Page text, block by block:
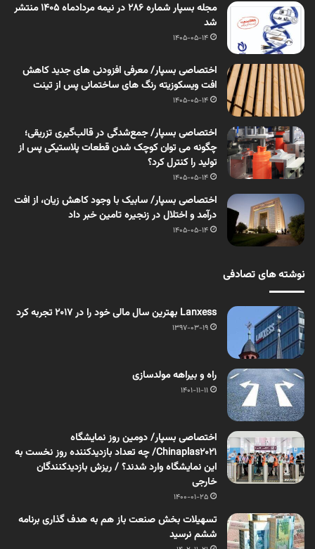
مجله بسپار شماره 286 در نیمه مردادماه 1405 منتشر
شد
1405-05-14
اختصاصی بسپار/ معرفی افزودنی های جدید کاهش
افت ویسکوزیته رنگ های ساختمانی پس از تینت
1405-05-14
اختصاصی بسپار/ جمع‌شدگی در قالب‌گیری تزریقی؛
چگونه می توان کوچک شدن قطعات پلاستیکی پس از
تولید را کنترل کرد؟
1405-05-14
اختصاصی بسپار/ سابیک با وجود کاهش زیان، از افت
درآمد و اختلال در زنجیره تامین خبر داد
1405-05-14
نوشته های تصادفی
Lanxess بهترین سال مالی خود را در 2017 تجربه کرد
1397-03-19
راه و بیراهه مولدسازی
1401-11-11
اختصاصی بسپار/ دومین روز نمایشگاه
Chinaplas2021/ چه تعداد بازدیدکننده روز نخست به
این نمایشگاه وارد شدند؟ / ریزش بازدیدکنندگان
خارجی
1400-01-25
تسهیلات بخش صنعت باز هم به هدف گذاری برنامه
ششم نرسید